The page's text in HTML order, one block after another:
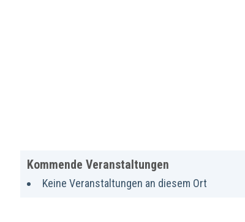
Kommende Veranstaltungen
Keine Veranstaltungen an diesem Ort